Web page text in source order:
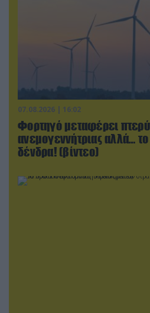
07.08.2026 | 16:02
Φορτηγό μεταφέρει
ανεμογεννήτριας αλλά…
δένδρα! (βίντεο)